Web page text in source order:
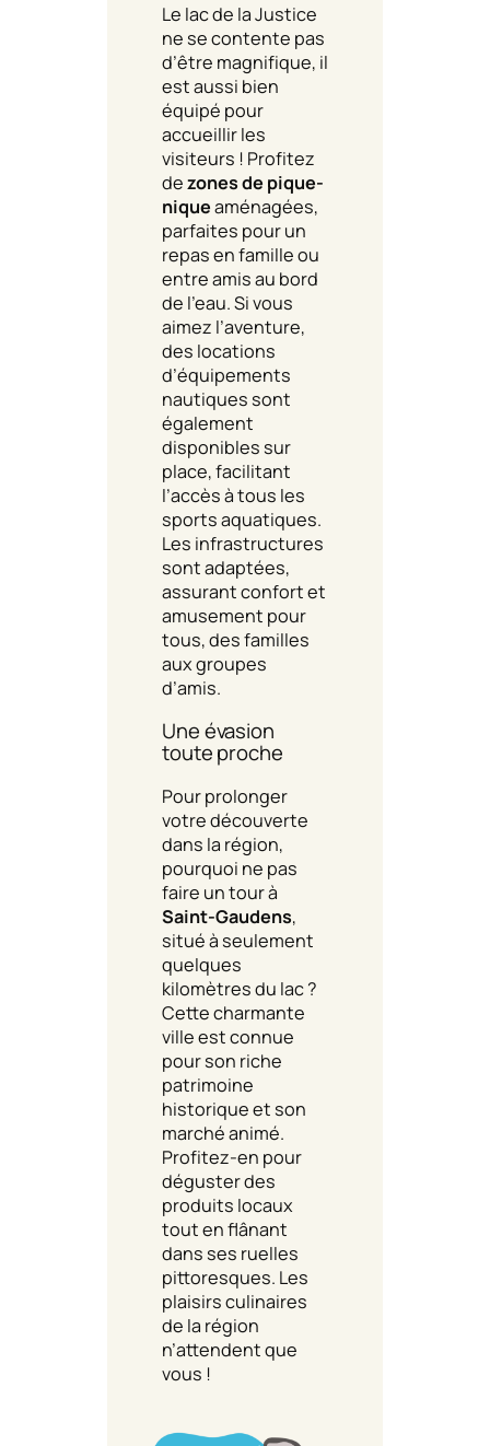
Le lac de la Justice
ne se contente pas
d’être magnifique, il
est aussi bien
équipé pour
accueillir les
visiteurs ! Profitez
dezones de pique-
niqueaménagées,
parfaites pour un
repas en famille ou
entre amis au bord
de l’eau. Si vous
aimez l’aventure,
des locations
d’équipements
nautiques sont
également
disponibles sur
place, facilitant
l’accès à tous les
sports aquatiques.
Les infrastructures
sont adaptées,
assurant confort et
amusement pour
tous, des familles
aux groupes
d’amis.
Une évasion
toute proche
Pour prolonger
votre découverte
dans la région,
pourquoi ne pas
faire un tour à
Saint-Gaudens,
situé à seulement
quelques
kilomètres du lac ?
Cette charmante
ville est connue
pour son riche
patrimoine
historique et son
marché animé.
Profitez-en pour
déguster des
produits locaux
tout en flânant
dans ses ruelles
pittoresques. Les
plaisirs culinaires
de la région
n’attendent que
vous !